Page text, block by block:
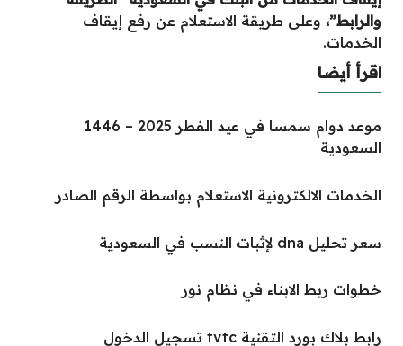
والرابط”، وعلى طريقة الاستعلام عن رفع إيقاف
الخدمات.
اقرأ أيضا
موعد دوام سمسا في عيد الفطر 2025 – 1446
السعودية
الخدمات الالكترونية الاستعلام بواسطة الرقم الصادر
سعر تحليل dna لإثبات النسب في السعودية
خطوات ربط الابناء في نظام نور
رابط بلاك بورد التقنية tvtc تسجيل الدخول